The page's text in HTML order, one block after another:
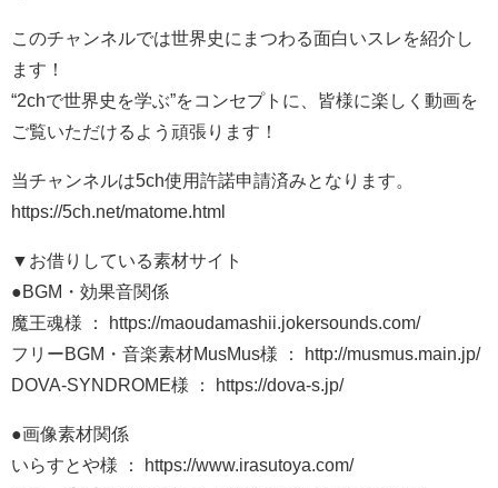
このチャンネルでは世界史にまつわる面白いスレを紹介し
ます！
“2chで世界史を学ぶ”をコンセプトに、皆様に楽しく動画を
ご覧いただけるよう頑張ります！
当チャンネルは5ch使用許諾申請済みとなります。
https://5ch.net/matome.html
▼お借りしている素材サイト
●BGM・効果音関係
魔王魂様 ： https://maoudamashii.jokersounds.com/
フリーBGM・音楽素材MusMus様 ： http://musmus.main.jp/
DOVA-SYNDROME様 ： https://dova-s.jp/
●画像素材関係
いらすとや様 ： https://www.irasutoya.com/